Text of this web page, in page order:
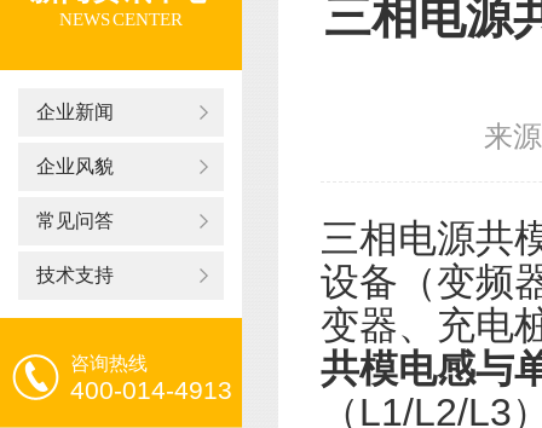
NEWS CENTER
企业新闻
企业风貌
常见问答
技术支持
咨询热线
400-014-4913
三相电源
来
三相电源共
设备（变频
变器、充电
共模电感与
（L1/L2/L3